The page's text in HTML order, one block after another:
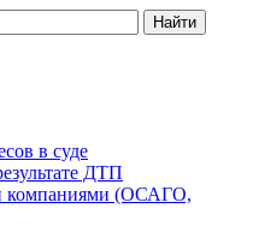
в суде
ДТП
компаниями (ОСАГО,